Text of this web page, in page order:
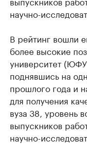
научно-
В рейтинг вошли
более высокие
университет
поднявшись на
прошлого года и
для получения
вуза 38, уровень
выпускников
научно-